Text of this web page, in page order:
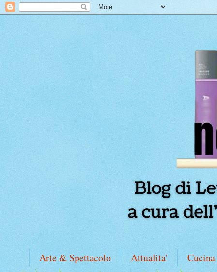
Arte & Spettacolo Attualita' Cucina